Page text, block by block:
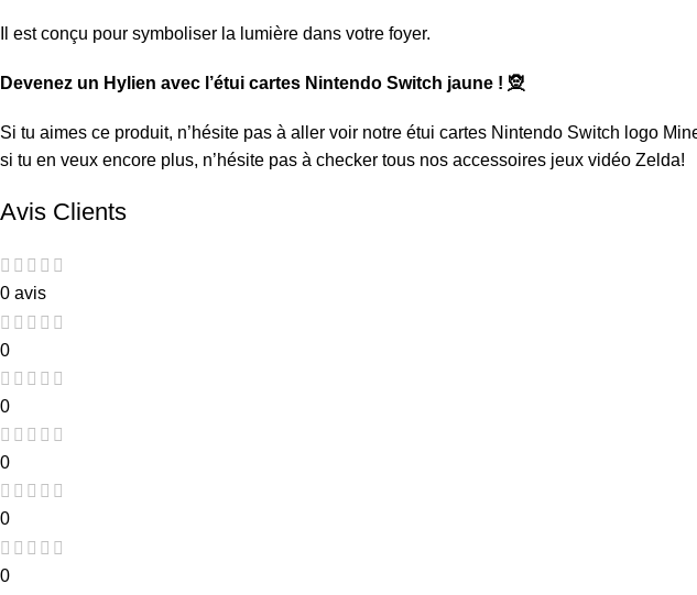
Il est conçu pour symboliser la lumière dans votre foyer.
Devenez un Hylien avec l’étui cartes Nintendo Switch jaune ! 🧝
Si tu aimes ce produit, n’hésite pas à aller voir notre étui cartes Nintendo Switch logo
si tu en veux encore plus, n’hésite pas à checker tous nos accessoires jeux vidéo Zelda!
Avis Clients
0 avis
0
0
0
0
0